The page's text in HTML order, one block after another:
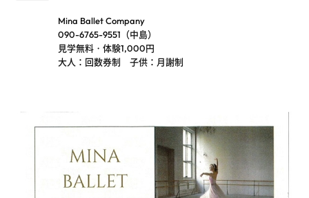
Mina Ballet Company
090-6765-9551（中島）
見学無料・体験1,000円
大人：回数券制 子供：月謝制